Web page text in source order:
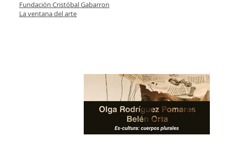
Fundación Cristóbal Gabarron
La ventana del arte